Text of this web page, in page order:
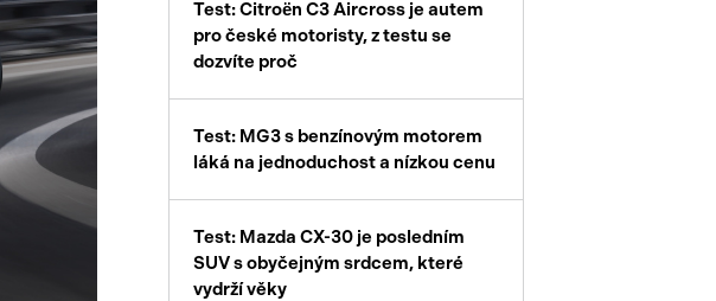
Příslušenství
Test: Citroën C3 Aircross je autem
pro české motoristy, z testu se
dozvíte proč
Test: MG3 s benzínovým motorem
láká na jednoduchost a nízkou cenu
Test: Mazda CX-30 je posledním
SUV s obyčejným srdcem, které
vydrží věky